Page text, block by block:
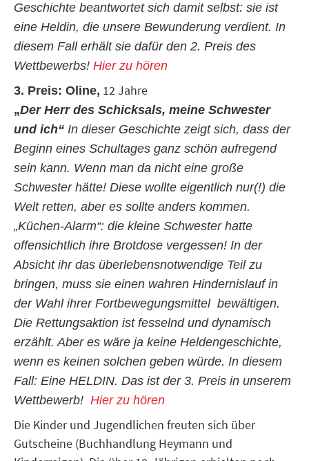
Geschichte beantwortet sich damit selbst: sie ist
eine Heldin, die unsere Bewunderung verdient. In
diesem Fall erhält sie dafür den 2. Preis des
Wettbewerbs! Hier zu hören
3. Preis: Oline, 12 Jahre
„Der Herr des Schicksals, meine Schwester
und ich“ In dieser Geschichte zeigt sich, dass der
Beginn eines Schultages ganz schön aufregend
sein kann. Wenn man da nicht eine große
Schwester hätte! Diese wollte eigentlich nur(!) die
Welt retten, aber es sollte anders kommen.
„Küchen-Alarm“: die kleine Schwester hatte
offensichtlich ihre Brotdose vergessen! In der
Absicht ihr das überlebensnotwendige Teil zu
bringen, muss sie einen wahren Hindernislauf in
der Wahl ihrer Fortbewegungsmittel bewältigen.
Die Rettungsaktion ist fesselnd und dynamisch
erzählt. Aber es wäre ja keine Heldengeschichte,
wenn es keinen solchen geben würde. In diesem
Fall: Eine HELDIN. Das ist der 3. Preis in unserem
Wettbewerb! Hier zu hören
Die Kinder und Jugendlichen freuten sich über
Gutscheine (Buchhandlung Heymann und